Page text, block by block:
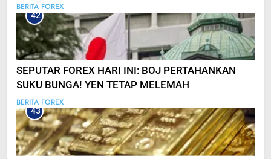
BERITA FOREX
42
SEPUTAR FOREX HARI INI: BOJ PERTAHANKAN
SUKU BUNGA! YEN TETAP MELEMAH
BERITA FOREX
43